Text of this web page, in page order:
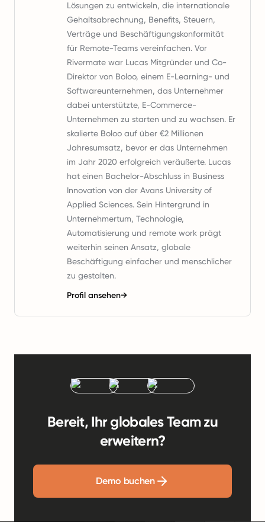
Lösungen zu entwickeln, die internationale
Gehaltsabrechnung, Benefits, Steuern,
Verträge und Beschäftigungskonformität
für Remote-Teams vereinfachen. Vor
Rivermate war Lucas Mitgründer und Co-
Direktor von Boloo, einem E-Learning- und
Softwareunternehmen, das Unternehmer
dabei unterstützte, E-Commerce-
Unternehmen zu starten und zu wachsen. Er
skalierte Boloo auf über €2 Millionen
Jahresumsatz, bevor er das Unternehmen
im Jahr 2020 erfolgreich veräußerte. Lucas
hat einen Bachelor-Abschluss in Business
Innovation von der Avans University of
Applied Sciences. Sein Hintergrund in
Unternehmertum, Technologie,
Automatisierung und remote work prägt
weiterhin seinen Ansatz, globale
Beschäftigung einfacher und menschlicher
zu gestalten.
Profil ansehen→
Bereit, Ihr globales Team zu
erweitern?
Demo buchen